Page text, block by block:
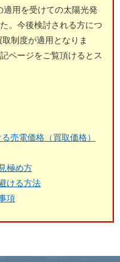
用を受けての太陽光発
。今後検討される方につ
制度が適用となりま
ページをご覧頂けるとス
売電価格（買取価格）
極め方
ける方法
項